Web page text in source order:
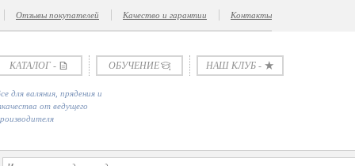
Отзывы покупателей Качество и гарантии Контакты
КАТАЛОГ - K ОБУЧЕНИЕ - НАШ КЛУБ - *
для валяния, прядения и
от ведущего